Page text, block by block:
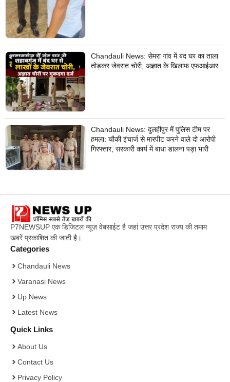
Chandauli News: सेमरा गांव में बंद घर का ताला
तोड़कर जेवरात चोरी, अज्ञात के खिलाफ एफआईआर
Chandauli News: दुलहीपुर में पुलिस टीम पर
हमला: चौकी इंचार्ज से मारपीट करने वाले दो आरोपी
गिरफ्तार, सरकारी कार्य में बाधा डालना पड़ा भारी
P7NEWSUP एक डिजिटल न्यूज़ वेबसाईट है जहां उत्तर प्रदेश राज्य की तमाम
खबरें प्रकाशित की जाती है।
Categories
Chandauli News
Varanasi News
Up News
Latest News
Quick Links
About Us
Contact Us
Privacy Policy